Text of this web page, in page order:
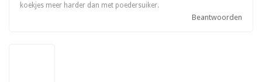
koekjes meer harder dan met poedersuiker.
Beantwoorden